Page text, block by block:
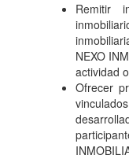
Remitir
NEXO
actividad
Ofrecer